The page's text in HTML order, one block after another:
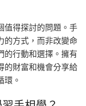
值得探討的問題。手
的方式，而非改變命
的行動和選擇。擁有
的財富和機會分享給
環。